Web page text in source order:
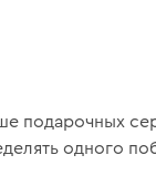
подарочных
одного